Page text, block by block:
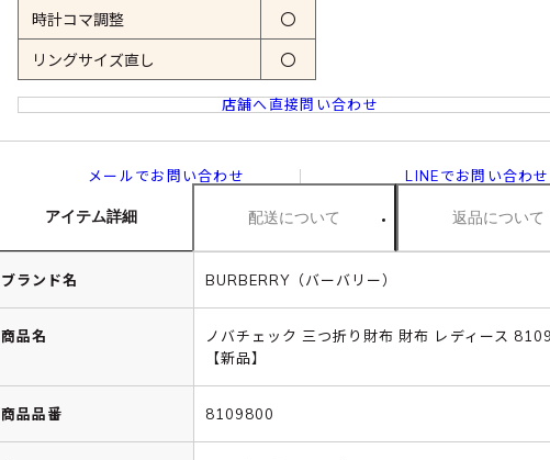
時計コマ調整 〇
リングサイズ直し 〇
店舗へ直接問い合わせ
メールでお問い合わせ LINEでお問い合わせ
アイテム詳細 配送について 返品について
ブランド名 BURBERRY（バーバリー）
商品名
ノバチェック 三つ折り財布 財布 レディース
【新品】
商品品番 8109800